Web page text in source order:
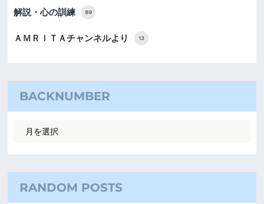
解説・心の訓練 89
ＡＭＲＩＴＡチャンネルより 13
BACKNUMBER
RANDOM POSTS